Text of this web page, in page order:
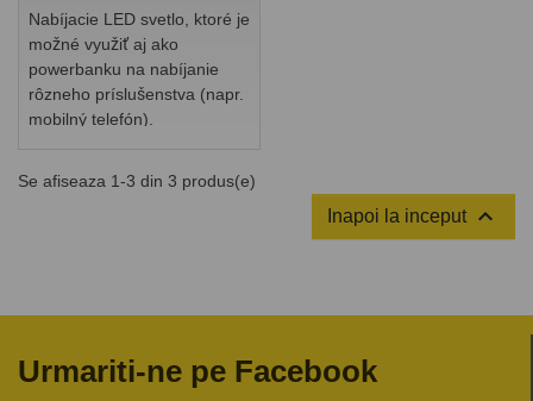
Nabíjacie LED svetlo, ktoré je
možné využiť aj ako
powerbanku na nabíjanie
rôzneho príslušenstva (napr.
mobilný telefón).
Se afiseaza 1-3 din 3 produs(e)
Inapoi la inceput 
Urmariti-ne pe Facebook